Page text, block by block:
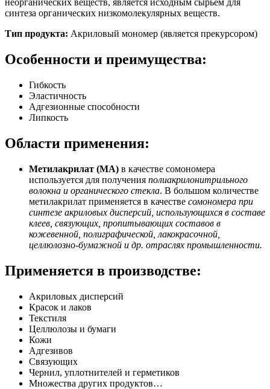
неорганических веществ, является исходным сырьем для
синтеза органических низкомолекулярных веществ.
Тип продукта: Акриловый мономер (является прекурсором)
Особенности и преимущества:
Гибкость
Эластичность
Адгезионные способности
Липкость
Области применения:
Метилакрилат (МА) в качестве сомономера
используется для получения полиакрилонитрильного
волокна и органического стекла. В большом количестве
метилакрилат применяется в качестве сомономера при
синтезе акриловых дисперсий, использующихся в составе
клеев, связующих, пропитывающих составов в
кожевенной, полиграфической, лакокрасочной,
целлюлозно-бумажной и др. отраслях промышленности.
Применяется в производстве:
Акриловых дисперсий
Красок и лаков
Текстиля
Целлюлозы и бумаги
Кожи
Адгезивов
Связующих
Чернил, уплотнителей и герметиков
Множества других продуктов…